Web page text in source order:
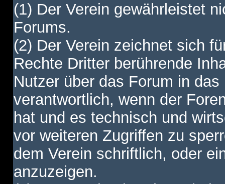
(1) Der Verein gewährleistet
Forums.
(2) Der Verein zeichnet sich
Rechte Dritter berührende
Nutzer über das Forum in
verantwortlich, wenn der
hat und es technisch und
vor weiteren Zugriffen zu
dem Verein schriftlich, oder
anzuzeigen.